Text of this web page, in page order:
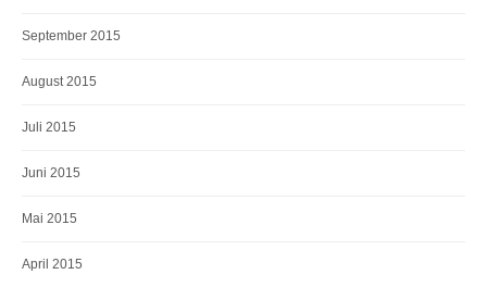
September 2015
August 2015
Juli 2015
Juni 2015
Mai 2015
April 2015